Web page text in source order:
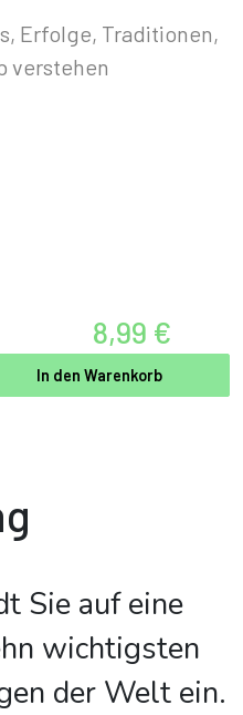
Erfolge, Traditionen,
verstehen
8,99 €
In den Warenkorb
Sie auf eine
wichtigsten
der Welt ein.